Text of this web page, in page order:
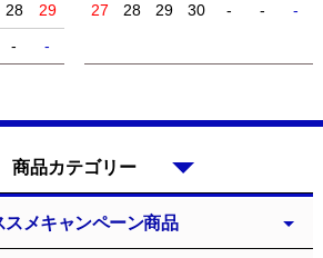
28
29
- -
27
28 29 30 - - -
スメキャンペーン商品
商品カテゴリー